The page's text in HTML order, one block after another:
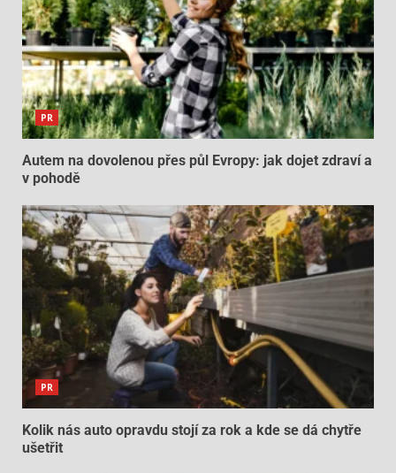
PR
Autem na dovolenou přes půl Evropy: jak dojet zdraví a
v pohodě
PR
Kolik nás auto opravdu stojí za rok a kde se dá chytře
ušetřit